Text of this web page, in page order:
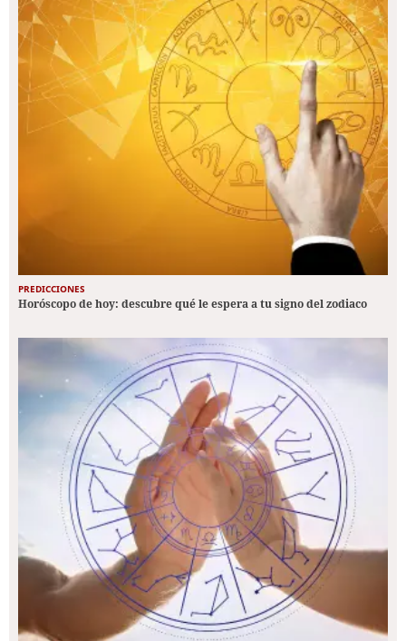
PREDICCIONES
Horóscopo de hoy: descubre qué le espera a tu signo del zodiaco